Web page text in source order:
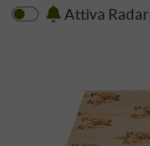
Attiva